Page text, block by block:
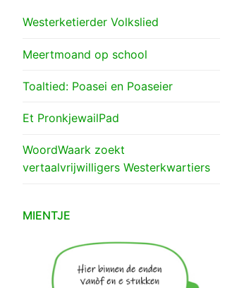
Westerketierder Volkslied
Meertmoand op school
Toaltied: Poasei en Poaseier
Et PronkjewailPad
WoordWaark zoekt
vertaalvrijwilligers Westerkwartiers
MIENTJE